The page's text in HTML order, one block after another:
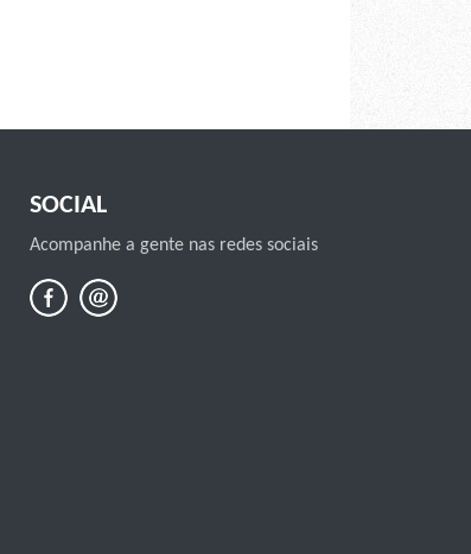
SOCIAL
Acompanhe a gente nas redes sociais